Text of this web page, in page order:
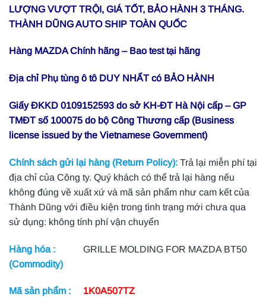
LƯỢNG VƯỢT TRỘI, GIÁ TỐT, BẢO HÀNH 3 THÁNG.
THÀNH DŨNG AUTO SHIP TOÀN QUỐC
Hàng MAZDA Chính hãng – Bao test tại hãng
Địa chỉ Phụ tùng ô tô DUY NHẤT có BẢO HÀNH
Giấy ĐKKD 0109152593 do sở KH-ĐT Hà Nội cấp – GP
TMĐT số 100075 do bộ Công Thương cấp (Business
license issued by the Vietnamese Government)
Chính sách gửi lại hàng (Return Policy): Trả lại miễn phí tại
địa chỉ của Công ty. Quý khách có thể trả lại hàng nếu
không đúng về xuất xứ và mã sản phẩm như cam kết của
Thành Dũng với điều kiện trong tình trạng mới chưa qua
sử dụng: không tính phí vận chuyển
Hàng hóa :
(Commodity)
GRILLE MOLDING FOR MAZDA BT50
Mã sản phẩm :
1K0A507TZ